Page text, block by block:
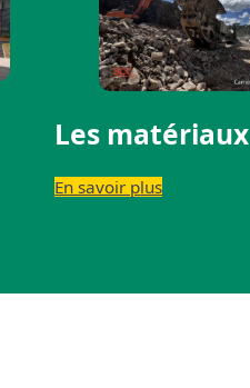
Les matériaux
En savoir plus